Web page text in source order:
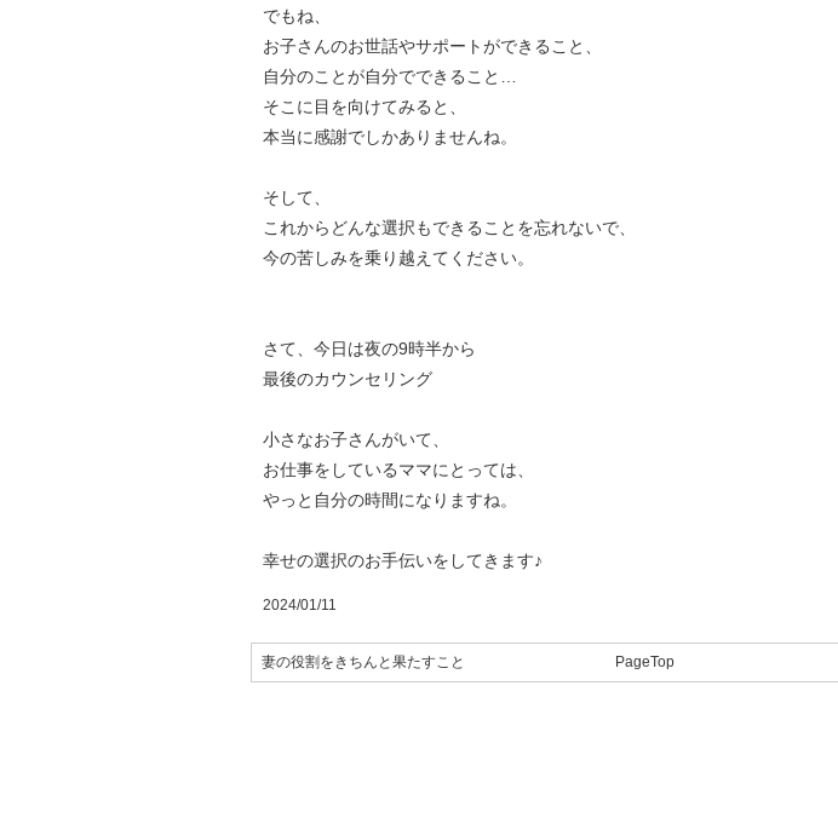
でもね、
お子さんのお世話やサポートができること、
自分のことが自分でできること…
そこに目を向けてみると、
本当に感謝でしかありませんね。
そして、
これからどんな選択もできることを忘れないで、
今の苦しみを乗り越えてください。
さて、今日は夜の9時半から
最後のカウンセリング
小さなお子さんがいて、
お仕事をしているママにとっては、
やっと自分の時間になりますね。
幸せの選択のお手伝いをしてきます♪
2024/01/11
妻の役割をきちんと果たすこと PageTop